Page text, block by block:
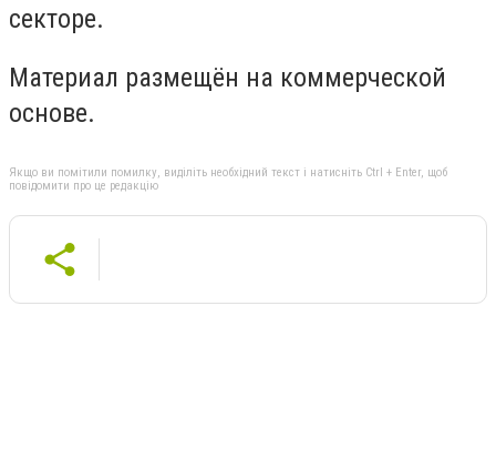
секторе.
Материал размещён на коммерческой
основе.
Якщо ви помітили помилку, виділіть необхідний текст і натисніть Ctrl + Enter, щоб
повідомити про це редакцію